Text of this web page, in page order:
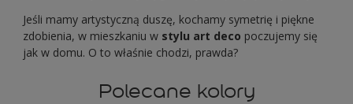
Jeśli mamy artystyczną duszę, kochamy symetrię i piękne
zdobienia, w mieszkaniu w stylu art deco poczujemy się
jak w domu. O to właśnie chodzi, prawda?
Polecane kolory